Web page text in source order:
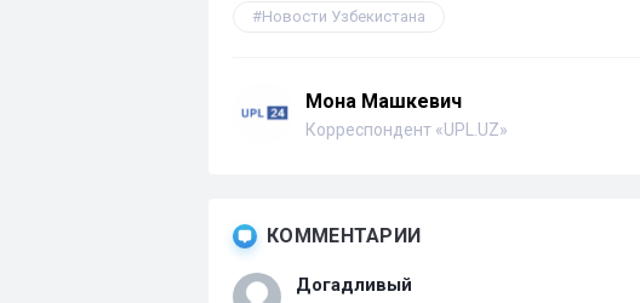
Новости Узбекистана
Мона Машкевич
Корреспондент «UPL.UZ»
КОММЕНТАРИИ
Догадливый